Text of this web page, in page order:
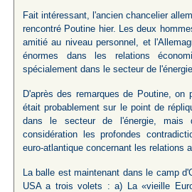
Fait intéressant, l'ancien chancelier
rencontré Poutine hier. Les deux
amitié au niveau personnel, et
énormes dans les relations
spécialement dans le secteur de
D'après des remarques de Poutine, on
était probablement sur le point de
dans le secteur de l'énergie,
considération les profondes
euro-atlantique concernant les relations
La balle est maintenant dans le camp
USA a trois volets : a) La «vieille